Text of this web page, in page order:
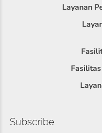
Layanan
Subscribe